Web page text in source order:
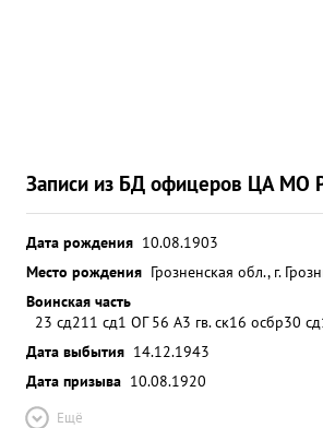
Записи из БД офицеров ЦА МО
Дата рождения 10.08.1903
Место рождения Грозненская обл., г.
Воинская часть
23 сд211 сд1 ОГ 56 А3 гв. ск16 осбр30 сд
Дата выбытия 14.12.1943
Дата призыва 10.08.1920
Ещё